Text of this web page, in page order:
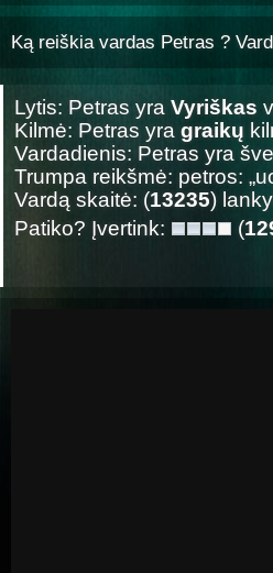
Ką reiškia vardas Petras ?
Lytis: Petras yra Vyriškas
Kilmė: Petras yra graikų
Vardadienis: Petras yra
Trumpa reikšmė: petros:
Vardą skaitė: (13235)
Patiko? Įvertink:
(